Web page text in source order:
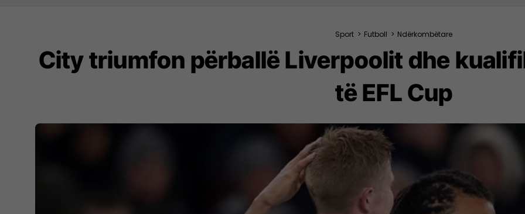
Sport > Futboll > Ndërkombëtare
City triumfon përballë Liverpoolit dhe
të EFL Cup